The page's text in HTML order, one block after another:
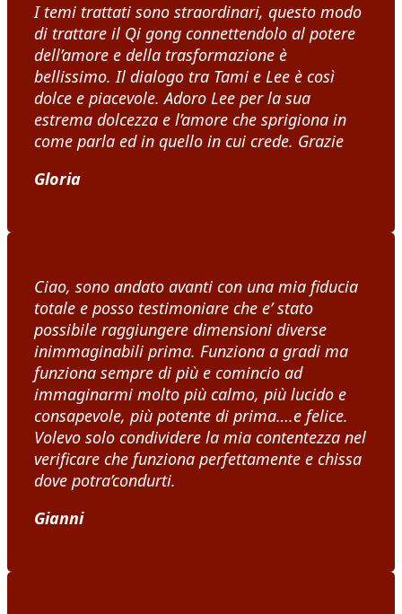
I temi trattati sono straordinari, questo modo
di trattare il Qi gong connettendolo al potere
dell’amore e della trasformazione è
bellissimo. Il dialogo tra Tami e Lee è così
dolce e piacevole. Adoro Lee per la sua
estrema dolcezza e l’amore che sprigiona in
come parla ed in quello in cui crede. Grazie
Gloria
Ciao, sono andato avanti con una mia fiducia
totale e posso testimoniare che e’ stato
possibile raggiungere dimensioni diverse
inimmaginabili prima. Funziona a gradi ma
funziona sempre di più e comincio ad
immaginarmi molto più calmo, più lucido e
consapevole, più potente di prima….e felice.
Volevo solo condividere la mia contentezza nel
verificare che funziona perfettamente e chissa
dove potra’condurti.
Gianni